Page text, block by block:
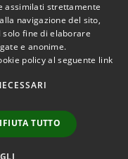
© 2026 • Comune di
Silvi • Powered by
redazione
assimilati strettamente
navigazione del sito,
solo fine di elaborare
e anonime.
policy al seguente link
TUTTO